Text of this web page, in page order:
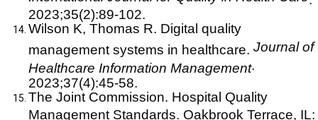
2023;35(2):89-102.
Wilson K, Thomas R. Digital quality
management systems in healthcare. Journal of
Healthcare Information Management.
2023;37(4):45-58.
The Joint Commission. Hospital Quality
Management Standards. Oakbrook Terrace, IL: